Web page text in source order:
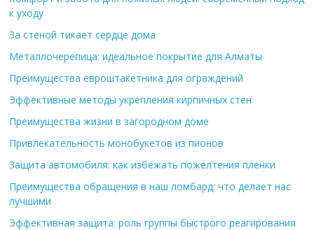
к уходу
За стеной тикает сердце дома
Металлочерепица: идеальное покрытие для Алматы
Преимущества евроштакетника для ограждений
Эффективные методы укрепления кирпичных стен
Преимущества жизни в загородном доме
Привлекательность монобукетов из пионов
Защита автомобиля: как избежать пожелтения пленки
Преимущества обращения в наш ломбард: что делает нас
лучшими
Эффективная защита: роль группы быстрого реагирования